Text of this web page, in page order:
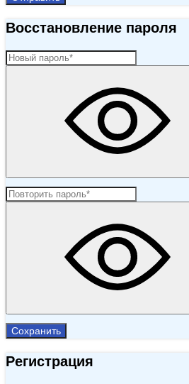
Восстановление пароля
Сохранить
Регистрация